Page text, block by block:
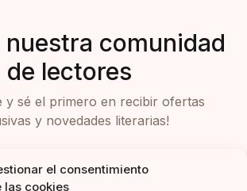
el consentimiento
las cookies
nuestra comunidad
de lectores
y sé el primero en recibir ofertas
y novedades literarias!